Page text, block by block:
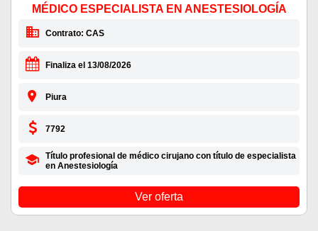
MÉDICO ESPECIALISTA EN ANESTESIOLOGÍA
Contrato: CAS
Finaliza el 13/08/2026
Piura
7792
Título profesional de médico cirujano con título de especialista
en Anestesiología
Ver oferta